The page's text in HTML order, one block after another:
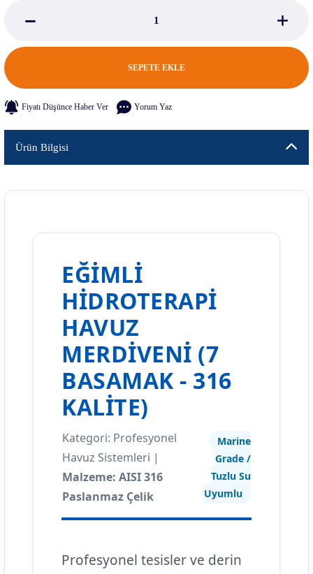
SEPETE EKLE
Fiyatı Düşünce Haber Ver Yorum Yaz
Ürün Bilgisi
EĞIMLI
HIDROTERAPI
HAVUZ
MERDIVENI (7
BASAMAK - 316
KALITE)
Kategori: Profesyonel
Havuz Sistemleri |
Malzeme: AISI 316
Paslanmaz Çelik
Marine
Grade /
Tuzlu Su
Uyumlu
Profesyonel tesisler ve derin